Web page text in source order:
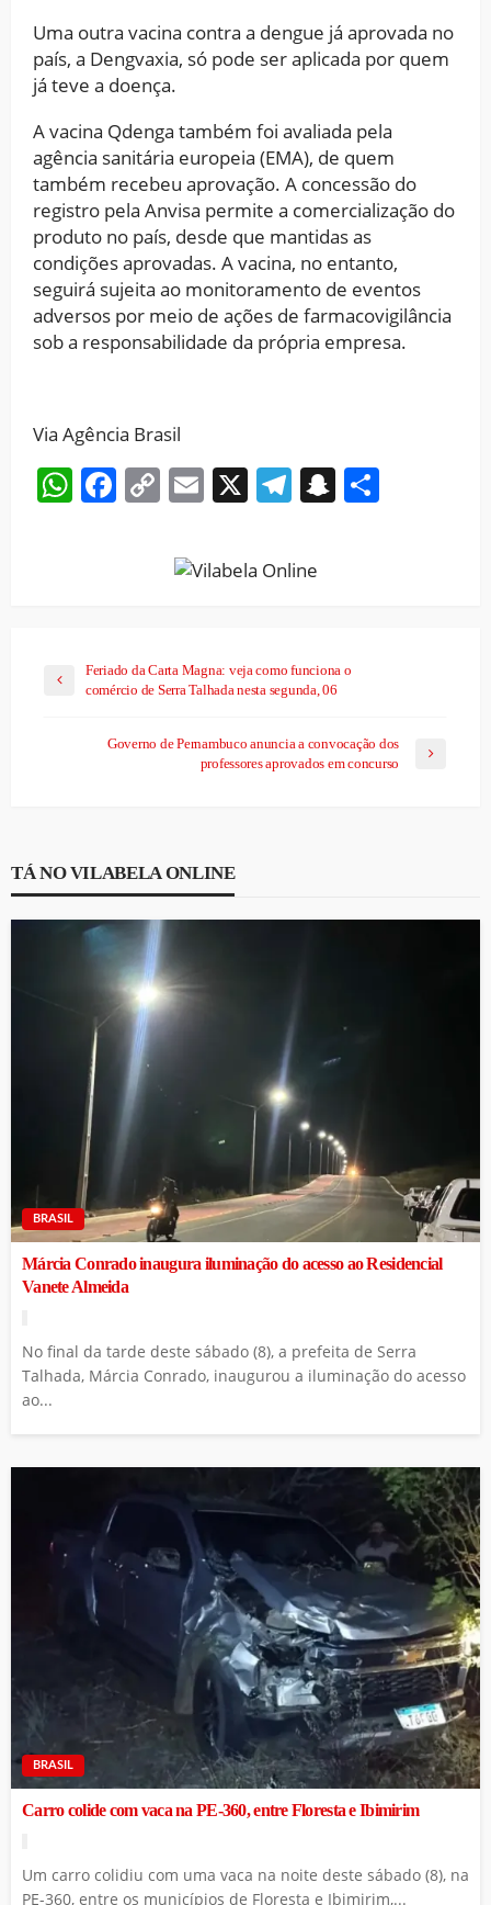
Uma outra vacina contra a dengue já aprovada no
país, a Dengvaxia, só pode ser aplicada por quem
já teve a doença.
A vacina Qdenga também foi avaliada pela
agência sanitária europeia (EMA), de quem
também recebeu aprovação. A concessão do
registro pela Anvisa permite a comercialização do
produto no país, desde que mantidas as
condições aprovadas. A vacina, no entanto,
seguirá sujeita ao monitoramento de eventos
adversos por meio de ações de farmacovigilância
sob a responsabilidade da própria empresa.
Via Agência Brasil
WhatsApp
Facebook
CopyEmail
X Telegram
Snapchat
Feriado da Carta Magna: veja como funciona o
comércio de Serra Talhada nesta segunda, 06
Governo de Pernambuco anuncia a convocação dos
professores aprovados em concurso
TÁ NO VILABELA ONLINE
BRASIL
Márcia Conrado inaugura iluminação do acesso ao Residencial
Vanete Almeida
No final da tarde deste sábado (8), a prefeita de Serra
Talhada, Márcia Conrado, inaugurou a iluminação do acesso
ao...
BRASIL
Carro colide com vaca na PE-360, entre Floresta e Ibimirim
Um carro colidiu com uma vaca na noite deste sábado (8), na
PE-360, entre os municípios de Floresta e Ibimirim,...